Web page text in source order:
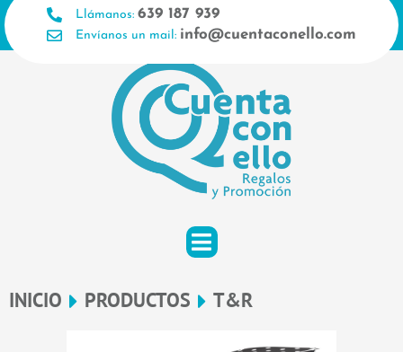
Ir
al
contenido
Llámanos: 639 187 939
Envíanos un mail: info@cuentaconello.com
INICIO PRODUCTOS T&R